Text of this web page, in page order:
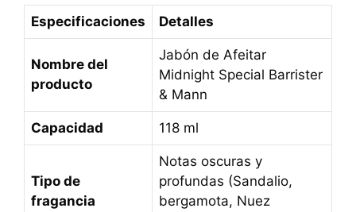
Especificaciones Detalles
Nombre del
producto
Jabón de Afeitar
Midnight Special Barrister
& Mann
Capacidad 118 ml
Tipo de
fragancia
Notas oscuras y
profundas (Sandalio,
bergamota, Nuez